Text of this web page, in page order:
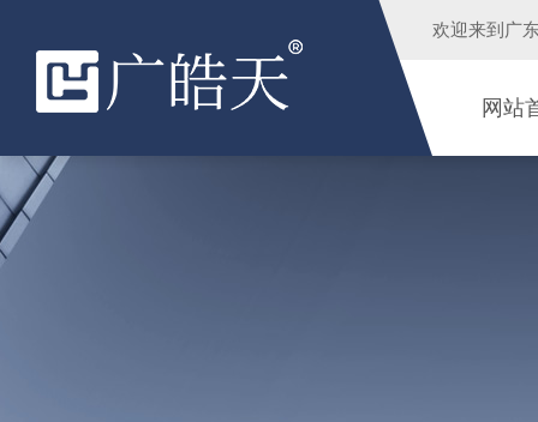
欢迎来到 广
网站